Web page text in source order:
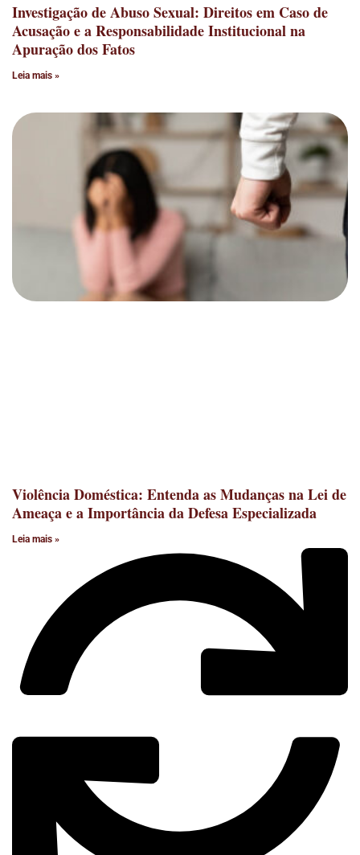
Investigação de Abuso Sexual: Direitos em Caso de
Acusação e a Responsabilidade Institucional na
Apuração dos Fatos
Leia mais »
Violência Doméstica: Entenda as Mudanças na Lei de
Ameaça e a Importância da Defesa Especializada
Leia mais »